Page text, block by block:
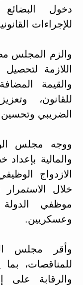
دخول البضائع
للإجراءات
والزم المجلس
اللازمة
والقيمة
للقانون،
الضريبي
ووجه مجلس
والمالية
الازدواج
خلال
موظفي
وعسكريين.
وأقر مجلس
للمناقصات، بما
والرقابة على